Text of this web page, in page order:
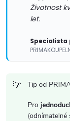
p
Životnost
let.
Specialista
Tip od
Pro